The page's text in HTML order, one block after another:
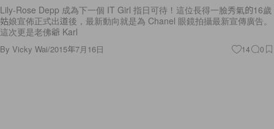
Lily-Rose Depp 成為下一個 IT Girl 指日可待！這位長得一臉秀氣的16歲
姑娘宣佈正式出道後，最新動向就是為 Chanel 眼鏡拍攝最新宣傳廣告。
這次更是老佛爺 Karl
By Vicky Wai/2015年7月16日 14 0